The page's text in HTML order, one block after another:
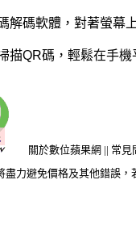
解碼軟體，對著螢幕
描QR碼，輕鬆在手
關於數位蘋果網 || 常見
盡力避免價格及其他錯誤